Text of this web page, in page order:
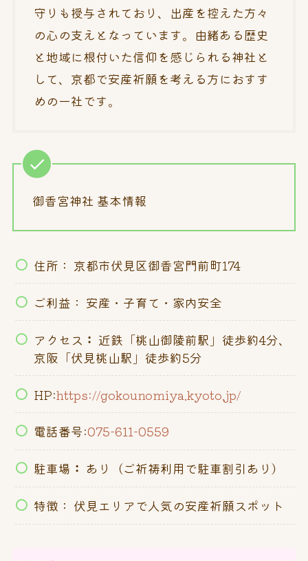
守りも授与されており、出産を控えた方々
の心の支えとなっています。由緒ある歴史
と地域に根付いた信仰を感じられる神社と
して、京都で安産祈願を考える方におすす
めの一社です。
御香宮神社 基本情報
住所： 京都市伏見区御香宮門前町174
ご利益： 安産・子育て・家内安全
アクセス ： 近鉄「桃山御陵前駅」徒歩約4分、
京阪「伏見桃山駅」徒歩約5分
HP:https://gokounomiya.kyoto.jp/
電話番号:075-611-0559
駐車場 ： あり（ご祈祷利用で駐車割引あり）
特徴： 伏見エリアで人気の安産祈願スポット